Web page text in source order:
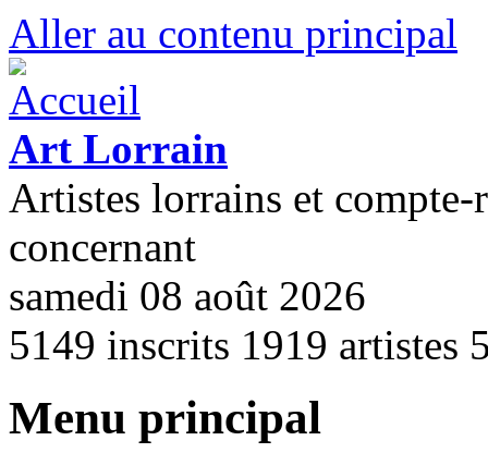
Aller au contenu principal
Art Lorrain
Artistes lorrains et compte-
concernant
samedi 08 août 2026
5149 inscrits 1919 artistes
Menu principal